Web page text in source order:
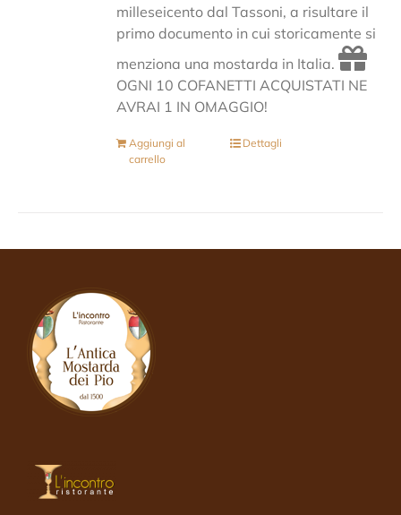
milleseicento dal Tassoni, a risultare il
primo documento in cui storicamente si
menziona una mostarda in Italia.
OGNI 10 COFANETTI ACQUISTATI NE
AVRAI 1 IN OMAGGIO!
Aggiungi al
carrello
Dettagli